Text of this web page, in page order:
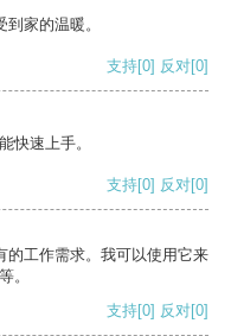
家的温暖。
支持[0] 反对[0]
快速上手。
支持[0] 反对[0]
的工作需求。我可以使用它来
。
支持[0] 反对[0]